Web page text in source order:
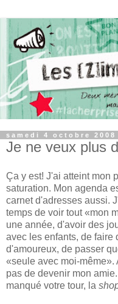
samedi 4 octobre 2008
Je ne veux plus
Ça y est! J'ai atteint mon
saturation. Mon agenda
carnet d'adresses aussi.
temps de voir tout «mon
une année, d'avoir des
avec les enfants, de faire
d'amoureux, de passer
«seule avec moi-même».
pas de devenir mon
manqué votre tour, la